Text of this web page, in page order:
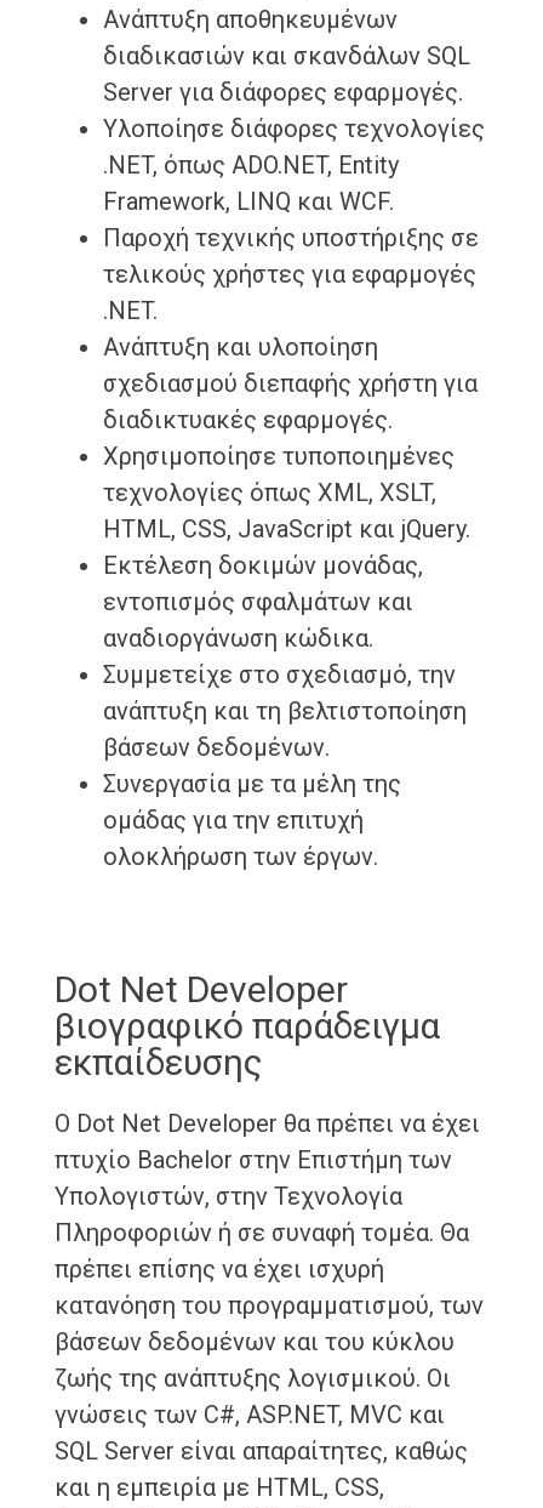
Ανάπτυξη αποθηκευμένων
διαδικασιών και σκανδάλων SQL
Server για διάφορες εφαρμογές.
Υλοποίησε διάφορες τεχνολογίες
.NET, όπως ADO.NET, Entity
Framework, LINQ και WCF.
Παροχή τεχνικής υποστήριξης σε
τελικούς χρήστες για εφαρμογές
.NET.
Ανάπτυξη και υλοποίηση
σχεδιασμού διεπαφής χρήστη για
διαδικτυακές εφαρμογές.
Χρησιμοποίησε τυποποιημένες
τεχνολογίες όπως XML, XSLT,
HTML, CSS, JavaScript και jQuery.
Εκτέλεση δοκιμών μονάδας,
εντοπισμός σφαλμάτων και
αναδιοργάνωση κώδικα.
Συμμετείχε στο σχεδιασμό, την
ανάπτυξη και τη βελτιστοποίηση
βάσεων δεδομένων.
Συνεργασία με τα μέλη της
ομάδας για την επιτυχή
ολοκλήρωση των έργων.
Dot Net Developer
βιογραφικό παράδειγμα
εκπαίδευσης
Ο Dot Net Developer θα πρέπει να έχει
πτυχίο Bachelor στην Επιστήμη των
Υπολογιστών, στην Τεχνολογία
Πληροφοριών ή σε συναφή τομέα. Θα
πρέπει επίσης να έχει ισχυρή
κατανόηση του προγραμματισμού, των
βάσεων δεδομένων και του κύκλου
ζωής της ανάπτυξης λογισμικού. Οι
γνώσεις των C#, ASP.NET, MVC και
SQL Server είναι απαραίτητες, καθώς
και η εμπειρία με HTML, CSS,